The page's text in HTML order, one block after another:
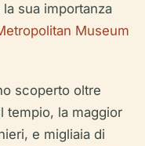
sua importanza
Museum
scoperto oltre
tempio, la maggior
e migliaia di